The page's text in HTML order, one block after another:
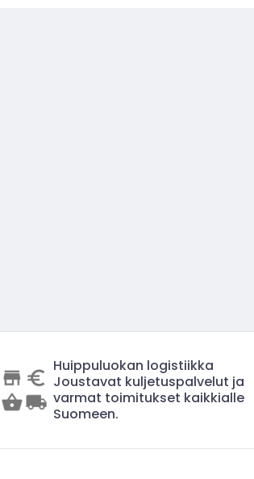
Huippuluokan logistiikka
Joustavat kuljetuspalvelut ja
varmat toimitukset kaikkialle
Suomeen.